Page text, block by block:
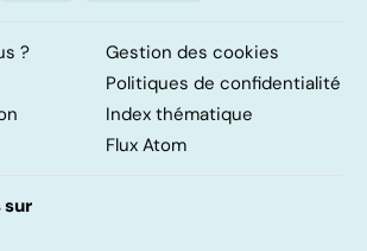
?
Gestion des cookies
Politiques de confidentialité
Index thématique
Flux Atom
sur